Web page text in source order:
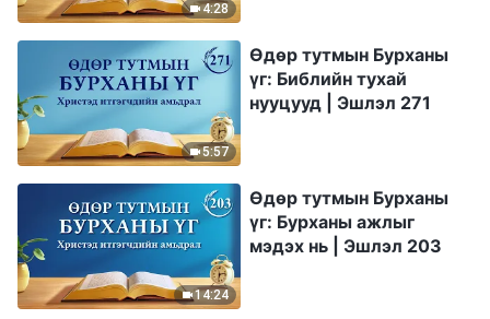
4:28
5:57
Өдөр тутмын Бурханы
үг: Библийн тухай
нууцууд | Эшлэл 271
14:24
Өдөр тутмын Бурханы
үг: Бурханы ажлыг
мэдэх нь | Эшлэл 203